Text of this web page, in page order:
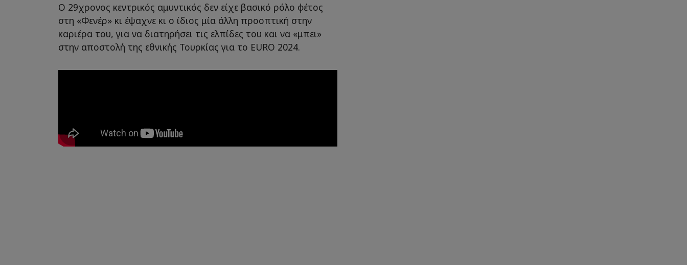
Ο 29χρονος κεντρικός αμυντικός δεν είχε βασικό ρόλο φέτος
στη «Φενέρ» κι έψαχνε κι ο ίδιος μία άλλη προοπτική στην
καριέρα του, για να διατηρήσει τις ελπίδες του και να «μπει»
στην αποστολή της εθνικής Τουρκίας για το EURO 2024.